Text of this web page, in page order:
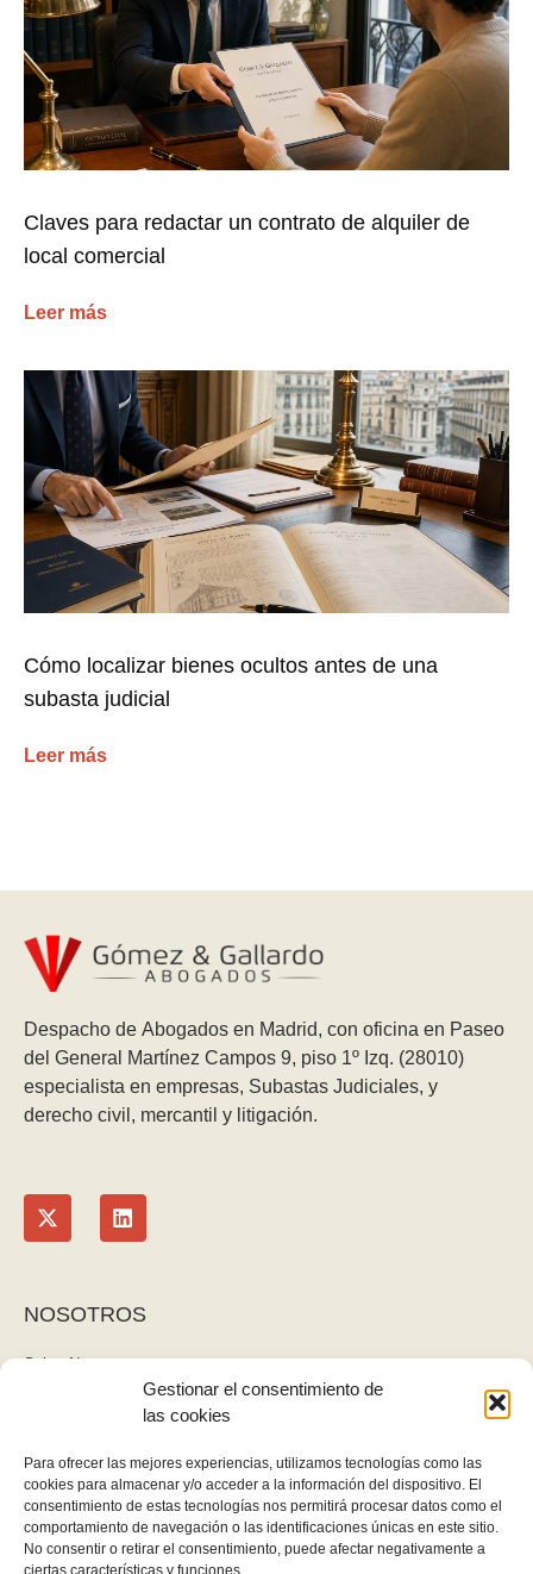
Gestionar el consentimiento de
las cookies
Para ofrecer las mejores experiencias, utilizamos tecnologías como las
cookies para almacenar y/o acceder a la información del dispositivo. El
consentimiento de estas tecnologías nos permitirá procesar datos como el
comportamiento de navegación o las identificaciones únicas en este sitio.
No consentir o retirar el consentimiento, puede afectar negativamente a
ciertas características y funciones.
Claves para redactar un contrato de alquiler de
local comercial
Leer más
Cómo localizar bienes ocultos antes de una
subasta judicial
Leer más
Despacho de Abogados en Madrid, con oficina en Paseo
del General Martínez Campos 9, piso 1º Izq. (28010)
especialista en empresas, Subastas Judiciales, y
derecho civil, mercantil y litigación.
NOSOTROS
Sobre Nosotros
Política de privacidad
Aviso legal y cookies
Derecho de desistimiento